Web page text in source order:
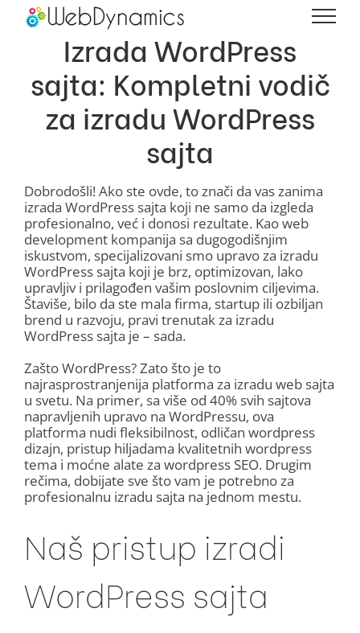
Izrada WordPress
sajta: Kompletni vodič
za izradu WordPress
sajta
Dobrodošli! Ako ste ovde, to znači da vas zanima
izrada WordPress sajta koji ne samo da izgleda
profesionalno, već i donosi rezultate. Kao web
development kompanija sa dugogodišnjim
iskustvom, specijalizovani smo upravo za izradu
WordPress sajta koji je brz, optimizovan, lako
upravljiv i prilagođen vašim poslovnim ciljevima.
Štaviše, bilo da ste mala firma, startup ili ozbiljan
brend u razvoju, pravi trenutak za izradu
WordPress sajta je – sada.
Zašto WordPress? Zato što je to
najrasprostranjenija platforma za izradu web sajta
u svetu. Na primer, sa više od 40% svih sajtova
napravljenih upravo na WordPressu, ova
platforma nudi fleksibilnost, odličan wordpress
dizajn, pristup hiljadama kvalitetnih wordpress
tema i moćne alate za wordpress SEO. Drugim
rečima, dobijate sve što vam je potrebno za
profesionalnu izradu sajta na jednom mestu.
Naš pristup izradi
WordPress sajta